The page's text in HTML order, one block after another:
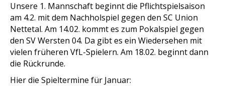
Unsere 1. Mannschaft beginnt die Pflichtspielsaison
am 4.2. mit dem Nachholspiel gegen den SC Union
Nettetal. Am 14.02. kommt es zum Pokalspiel gegen
den SV Wersten 04. Da gibt es ein Wiedersehen mit
vielen früheren VfL-Spielern. Am 18.02. beginnt dann
die Rückrunde.
Hier die Spieltermine für Januar: